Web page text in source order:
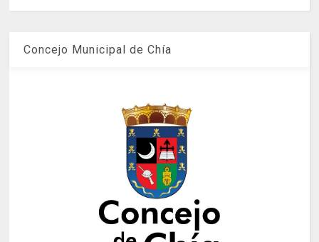
Concejo Municipal de Chía